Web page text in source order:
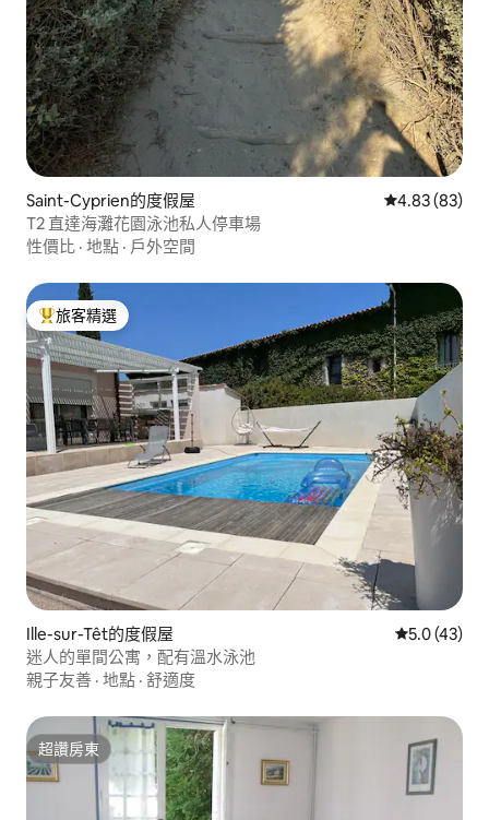
Saint-Cyprien的度假屋 從 83 則評價
4.83 (83)
T2 直達海灘花園泳池私人停車場
性價比 · 地點 · 戶外空間
旅客精選榜首
旅客精選
Ille-sur-Têt的度假屋 從 43 則評
5.0 (43)
迷人的單間公寓，配有溫水泳池
親子友善 · 地點 · 舒適度
超讚房東
超讚房東